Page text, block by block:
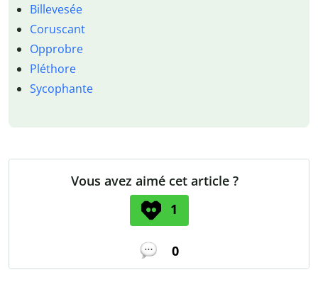
Billevesée
Coruscant
Opprobre
Pléthore
Sycophante
Vous avez aimé cet article ?
1
0